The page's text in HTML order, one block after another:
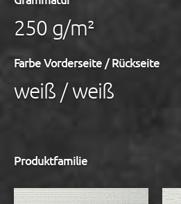
250 g/m²
Farbe Vorderseite / Rückseite
weiß / weiß
Produktfamilie